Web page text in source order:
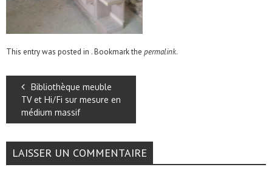
This entry was posted in . Bookmark the permalink.
Bibliothèque meuble
TV et Hi/Fi sur mesure en
médium massif
LAISSER UN COMMENTAIRE